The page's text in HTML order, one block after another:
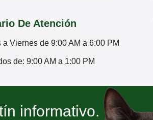
De Atención
a Viernes de 9:00 AM a 6:00 PM
de: 9:00 AM a 1:00 PM
informativo.